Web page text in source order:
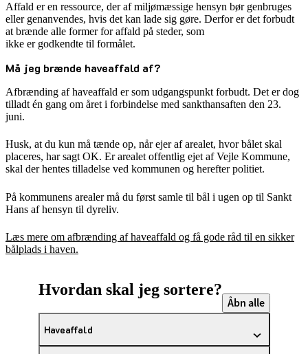
Affald er en ressource, der af miljømæssige hensyn bør genbruges
eller genanvendes, hvis det kan lade sig gøre. Derfor er det forbudt
at brænde alle former for affald på steder, som
ikke er godkendte til formålet.
Må jeg brænde haveaffald af?
Afbrænding af haveaffald er som udgangspunkt forbudt. Det er dog
tilladt én gang om året i forbindelse med sankthansaften den 23.
juni.
Husk, at du kun må tænde op, når ejer af arealet, hvor bålet skal
placeres, har sagt OK. Er arealet offentlig ejet af Vejle Kommune,
skal der hentes tilladelse ved kommunen og herefter politiet.
På kommunens arealer må du først samle til bål i ugen op til Sankt
Hans af hensyn til dyreliv.
Læs mere om afbrænding af haveaffald og få gode råd til en sikker
bålplads i haven.
Hvordan skal jeg sortere?
Åbn alle
Haveaffald